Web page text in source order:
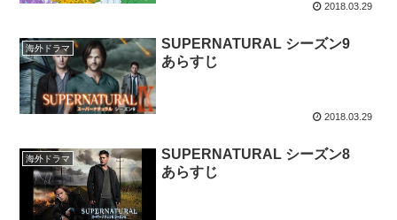
2018.03.29
海外ドラマ
SUPERNATURAL シーズン9
あらすじ
2018.03.29
海外ドラマ
SUPERNATURAL シーズン8
あらすじ